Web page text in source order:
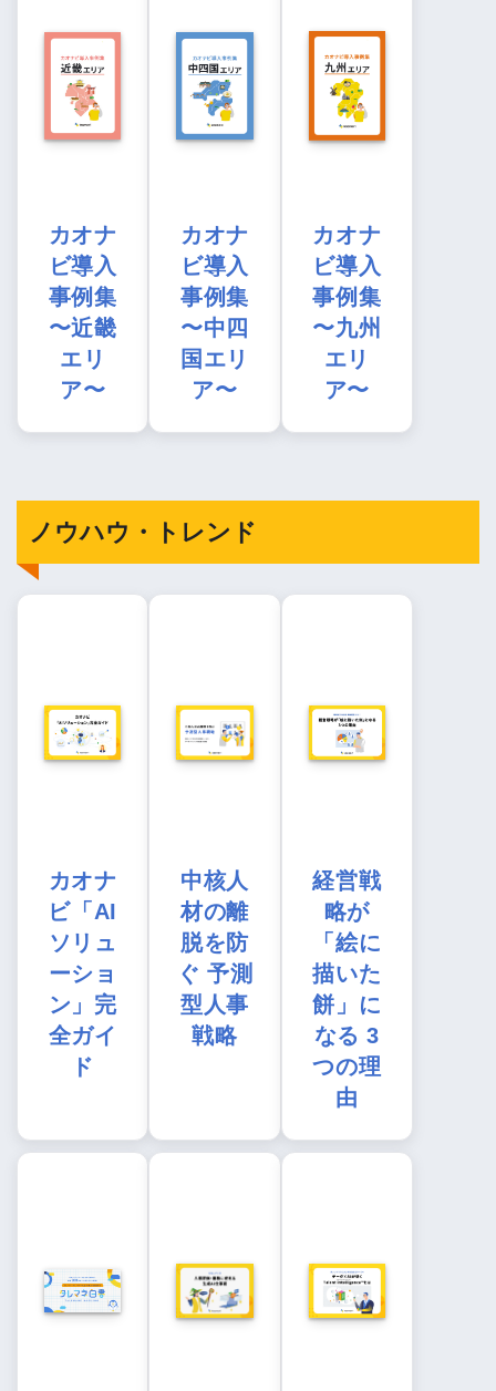
カオナ
ビ導入
事例集
〜近畿
エリ
ア〜
カオナ
ビ導入
事例集
〜中四
国エリ
ア〜
カオナ
ビ導入
事例集
〜九州
エリ
ア〜
ノウハウ・トレンド
カオナ
ビ「AI
ソリュ
ーショ
ン」完
全ガイ
ド
中核人
材の離
脱を防
ぐ 予測
型人事
戦略
経営戦
略が
「絵に
描いた
餅」に
なる 3
つの理
由